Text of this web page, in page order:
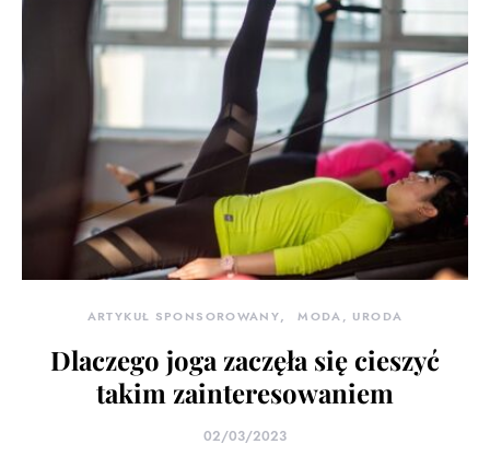
ARTYKUŁ SPONSOROWANY MODA, URODA
Dlaczego joga zaczęła się cieszyć
takim zainteresowaniem
02/03/2023